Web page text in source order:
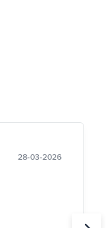
28-03-2026